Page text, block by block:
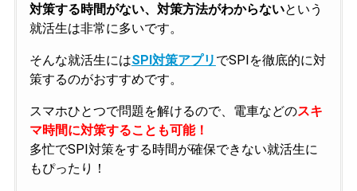
対策する時間がない、対策方法がわからないという
就活生は非常に多いです。
そんな就活生にはSPI対策アプリ でSPIを徹底的に対
策するのがおすすめです。
スマホひとつで問題を解けるので、電車などのスキ
マ時間に対策することも可能！
多忙でSPI対策をする時間が確保できない就活生に
もぴったり！